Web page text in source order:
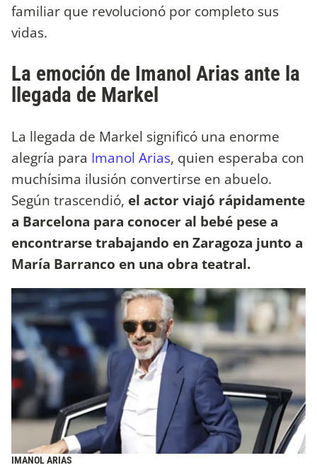
familiar que revolucionó por completo sus
vidas.
La emoción de Imanol Arias ante la
llegada de Markel
La llegada de Markel significó una enorme
alegría para Imanol Arias, quien esperaba con
muchísima ilusión convertirse en abuelo.
Según trascendió, el actor viajó rápidamente
a Barcelona para conocer al bebé pese a
encontrarse trabajando en Zaragoza junto a
María Barranco en una obra teatral.
IMANOL ARIAS